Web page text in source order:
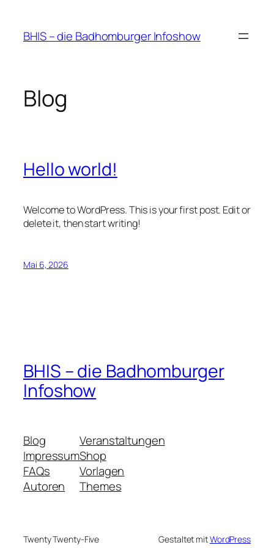
springen
BHIS – die Badhomburger Infoshow
Blog
Hello world!
Welcome to WordPress. This is your first post. Edit or
delete it, then start writing!
Mai 6, 2026
BHIS – die Badhomburger
Infoshow
Blog
Impressum
FAQs
Autoren
Veranstaltungen
Shop
Vorlagen
Themes
Twenty Twenty-Five Gestaltet mitWordPress